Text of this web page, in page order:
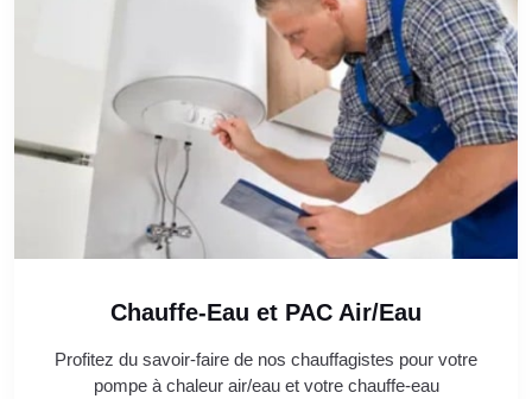
Chauffe-Eau et PAC Air/Eau
Profitez du savoir-faire de nos chauffagistes pour votre
pompe à chaleur air/eau et votre chauffe-eau